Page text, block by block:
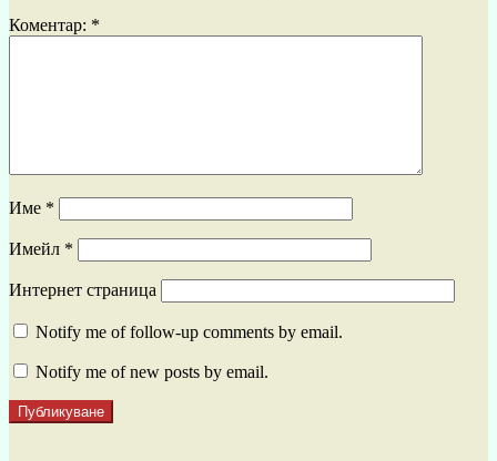
Коментар: *
Име *
Имейл *
Интернет страница
Notify me of follow-up comments by email.
Notify me of new posts by email.